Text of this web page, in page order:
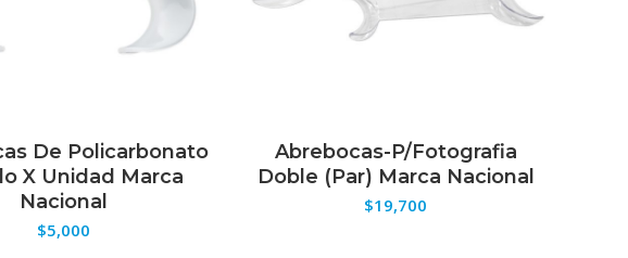
OPCIONES
De Policarbonato
X Unidad Marca
Nacional
$5,000
SELECCIONAR OPCIONES
Abrebocas-P/Fotografia
Doble (Par) Marca Nacional
$19,700